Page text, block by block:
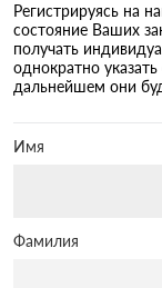
Регистрируясь на
состояние Ваших
получать
однократно
дальнейшем они
Имя
Фамилия